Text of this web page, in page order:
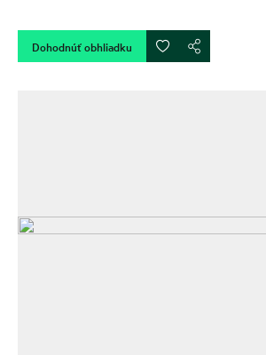
Dohodnúť obhliadku